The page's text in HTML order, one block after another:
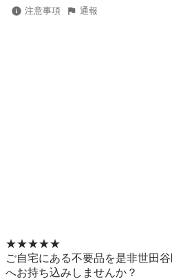
注意事項 通報
★★★★★
ご自宅にある不要品を是非世田
へお持ち込みしませんか？